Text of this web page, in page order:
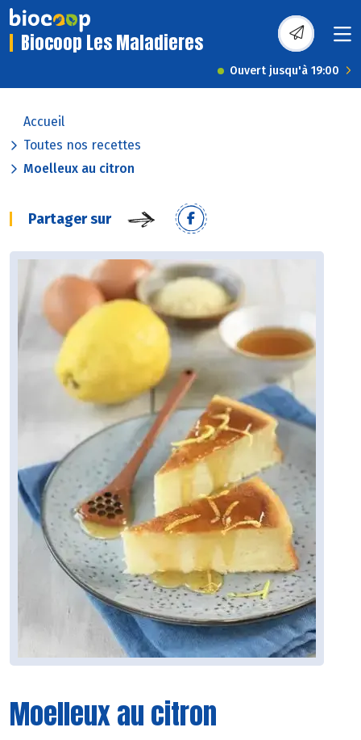
Biocoop Les Maladieres
Ouvert jusqu'à 19:00
Accueil
Toutes nos recettes
Moelleux au citron
Partager sur
Moelleux au citron